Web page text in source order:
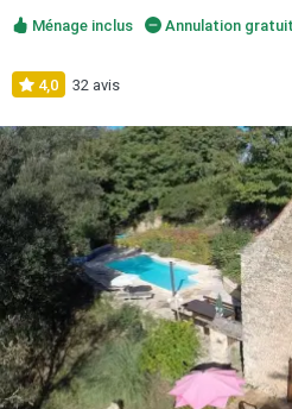
Ménage inclus Annulation
4,0 32 avis